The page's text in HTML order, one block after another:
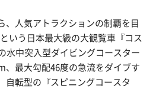
、人気アトラクションの制覇を目
いう日本最大級の大観覧車『コス
水中突入型ダイビングコースター
、最大勾配46度の急流をダイブす
自転型の『スピニングコースタ